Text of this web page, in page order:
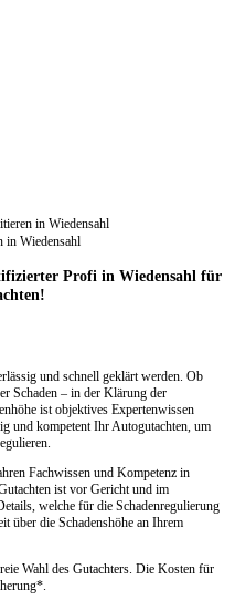
Profi in Wiedensahl für
und schnell geklärt werden. Ob
Schaden – in der Klärung der
ist objektives Expertenwissen
und kompetent Ihr Autogutachten, um
Fachwissen und Kompetenz in
ist vor Gericht und im
welche für die Schadenregulierung
über die Schadenshöhe an Ihrem
Wahl des Gutachters. Die Kosten für